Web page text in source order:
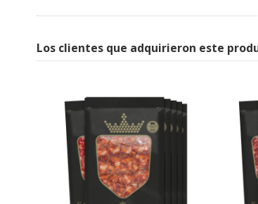
Los clientes que adquirieron este